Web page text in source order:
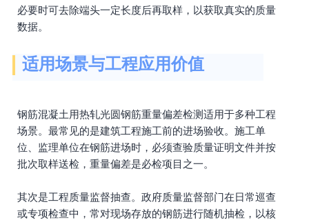
必要时可去除端头一定长度后再取样，以获取真实的质量
数据。
适用场景与工程应用价值
钢筋混凝土用热轧光圆钢筋重量偏差检测适用于多种工程
场景。最常见的是建筑工程施工前的进场验收。施工单
位、监理单位在钢筋进场时，必须查验质量证明文件并按
批次取样送检，重量偏差是必检项目之一。
其次是工程质量监督抽查。政府质量监督部门在日常巡查
或专项检查中，常对现场存放的钢筋进行随机抽检，以核